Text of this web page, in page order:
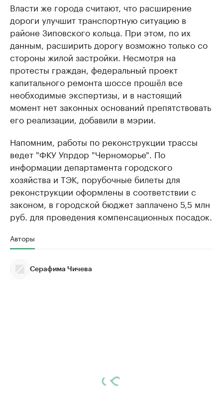
Власти же города считают, что расширение
дороги улучшит транспортную ситуацию в
районе Зиповского кольца. При этом, по их
данным, расширить дорогу возможно только со
стороны жилой застройки. Несмотря на
протесты граждан, федеральный проект
капитального ремонта шоссе прошёл все
необходимые экспертизы, и в настоящий
момент нет законных оснований препятствовать
его реализации, добавили в мэрии.
Напомним, работы по реконструкции трассы
ведет "ФКУ Упрдор "Черноморье". По
информации департамента городского
хозяйства и ТЭК, порубочные билеты для
реконструкции оформлены в соответствии с
законом, в городской бюджет заплачено 5,5 млн
руб. для проведения компенсационных посадок.
Авторы
Серафима Чичева